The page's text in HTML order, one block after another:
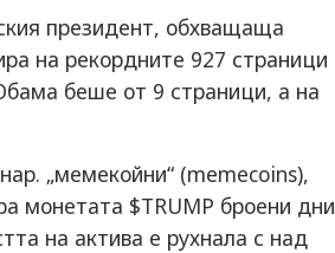
президент, обхващаща
на рекордните 927 страници
беше от 9 страници, а на
„мемекойни“ (memecoins),
монетата $TRUMP броени дни
на актива е рухнала с над